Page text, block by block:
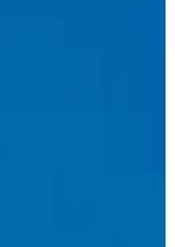
vücut
ve güvenilir
Yaşam İçin
temel öneme
açabilir, doğru